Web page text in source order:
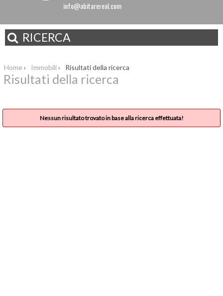
info@abitarereal.com
RICERCA
Home › Immobili› Risultati della ricerca
Risultati della ricerca
Nessun risultato trovato in base alla ricerca effettuata!